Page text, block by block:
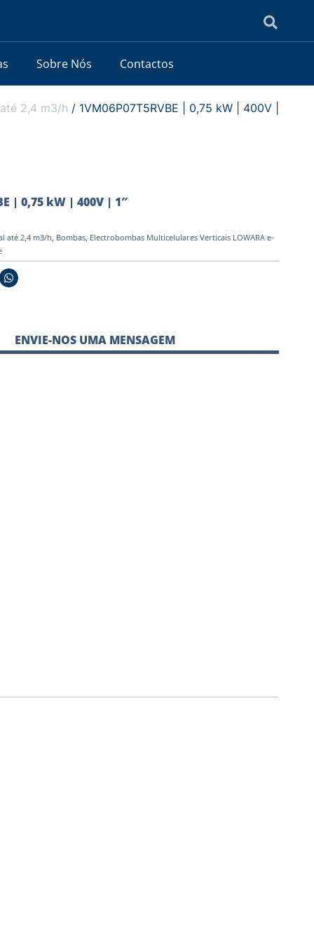
Sobre Nós Contactos
2,4 m3/h / 1VM06P07T5RVBE | 0,75 kW | 400V |
| 0,75 kW | 400V | 1″
até 2,4 m3/h Bombas, Electrobombas Multicelulares Verticais LOWARA e-
ENVIE-NOS UMA MENSAGEM